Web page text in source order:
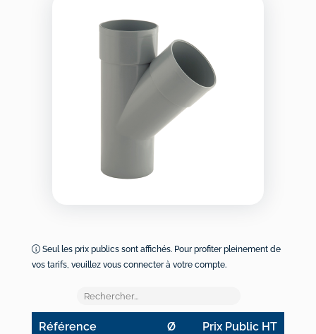
Seul les prix publics sont affichés. Pour profiter pleinement de
vos tarifs, veuillez vous connecter à votre compte.
Référence Ø Prix Public HT